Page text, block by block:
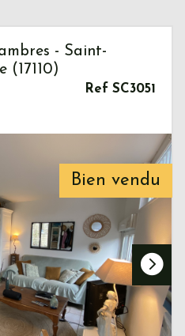
Bien vendu
- Saint-
(17110)
Ref SC3051